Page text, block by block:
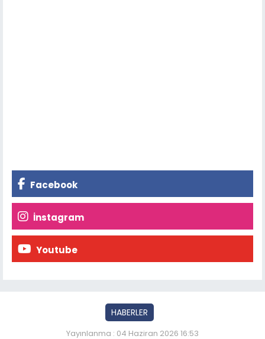
Facebook
İnstagram
Youtube
HABERLER
Yayınlanma : 04 Haziran 2026 16:53